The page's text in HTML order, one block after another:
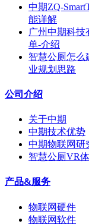
中期ZQ-
能详解
广州中期科
单-介绍
智慧公厕怎么
业规划思路
公司介绍
关于中期
中期技术优势
中期物联网研
智慧公厕VR
产品&服务
物联网硬件
物联网软件